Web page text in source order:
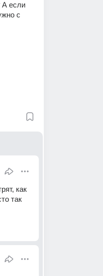
А если
с
как
так